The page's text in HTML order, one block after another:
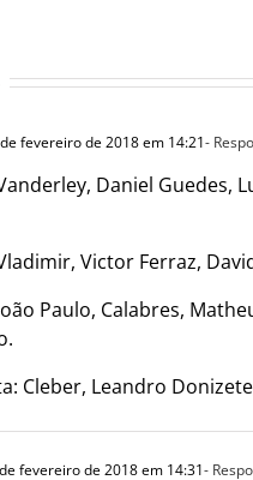
fevereiro de 2018 em 14:21-
Daniel Guedes,
Victor Ferraz,
Paulo, Calabres,
Cleber, Leandro
fevereiro de 2018 em 14:31-